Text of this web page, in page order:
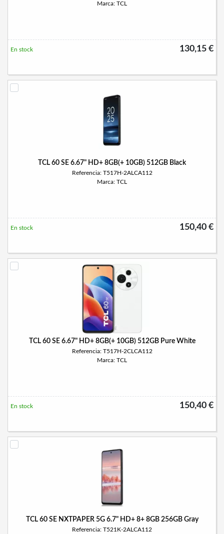
Marca: TCL
130,15 €
En stock
TCL 60 SE 6.67" HD+ 8GB(+ 10GB) 512GB Black
Referencia: T517H-2ALCA112
Marca: TCL
150,40 €
En stock
TCL 60 SE 6.67" HD+ 8GB(+ 10GB) 512GB Pure White
Referencia: T517H-2CLCA112
Marca: TCL
150,40 €
En stock
TCL 60 SE NXTPAPER 5G 6.7" HD+ 8+ 8GB 256GB Gray
Referencia: T521K-2ALCA112